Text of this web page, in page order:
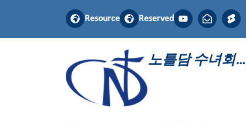
Resource Reserved
노틀담 수녀회…